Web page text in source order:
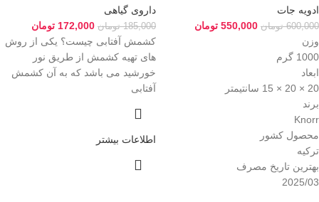
ادویه جات
600,000 تومان 550,000 تومان
وزن
1000 گرم
ابعاد
20 × 20 × 15 سانتیمتر
برند
Knorr
محصول کشور
ترکیه
بهترین تاریخ مصرف
2025/03
داروی گیاهی
185,000 تومان 172,000 تومان
کشمش آفتابی چیست؟ یکی از روش
های تهیه کشمش از طریق نور
خورشید می باشد که به آن کشمش
آفتابی
اطلاعات بیشتر